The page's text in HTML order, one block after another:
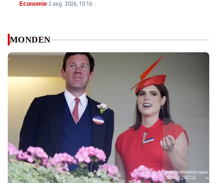
Economie-3 aug. 2026, 10:16
MONDEN